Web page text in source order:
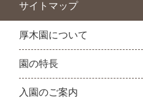
サイトマップ
厚木園について
園の特長
入園のご案内